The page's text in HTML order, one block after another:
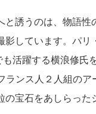
誘うのは、物語
しています。パリ
も活躍する横浪修
ランス人２人組の
の宝石をあしらっ